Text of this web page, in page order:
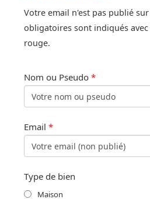
Votre email n'est pas publié
obligatoires sont indiqués
rouge.
Nom ou Pseudo *
Email *
Type de bien
Maison